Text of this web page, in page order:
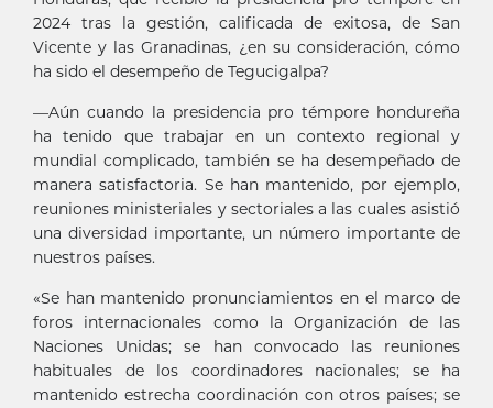
2024 tras la gestión, calificada de exitosa, de San
Vicente y las Granadinas, ¿en su consideración, cómo
ha sido el desempeño de Tegucigalpa?
—Aún cuando la presidencia pro témpore hondureña
ha tenido que trabajar en un contexto regional y
mundial complicado, también se ha desempeñado de
manera satisfactoria. Se han mantenido, por ejemplo,
reuniones ministeriales y sectoriales a las cuales asistió
una diversidad importante, un número importante de
nuestros países.
«Se han mantenido pronunciamientos en el marco de
foros internacionales como la Organización de las
Naciones Unidas; se han convocado las reuniones
habituales de los coordinadores nacionales; se ha
mantenido estrecha coordinación con otros países; se